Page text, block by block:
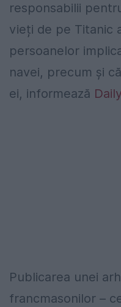
responsabilii
vieți de pe Titanic
persoanelor
navei, precum și
ei, informează
Publicarea unei
francmasonilor –